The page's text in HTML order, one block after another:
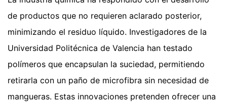
de productos que no requieren aclarado posterior,
minimizando el residuo líquido. Investigadores de la
Universidad Politécnica de Valencia han testado
polímeros que encapsulan la suciedad, permitiendo
retirarla con un paño de microfibra sin necesidad de
mangueras. Estas innovaciones pretenden ofrecer una